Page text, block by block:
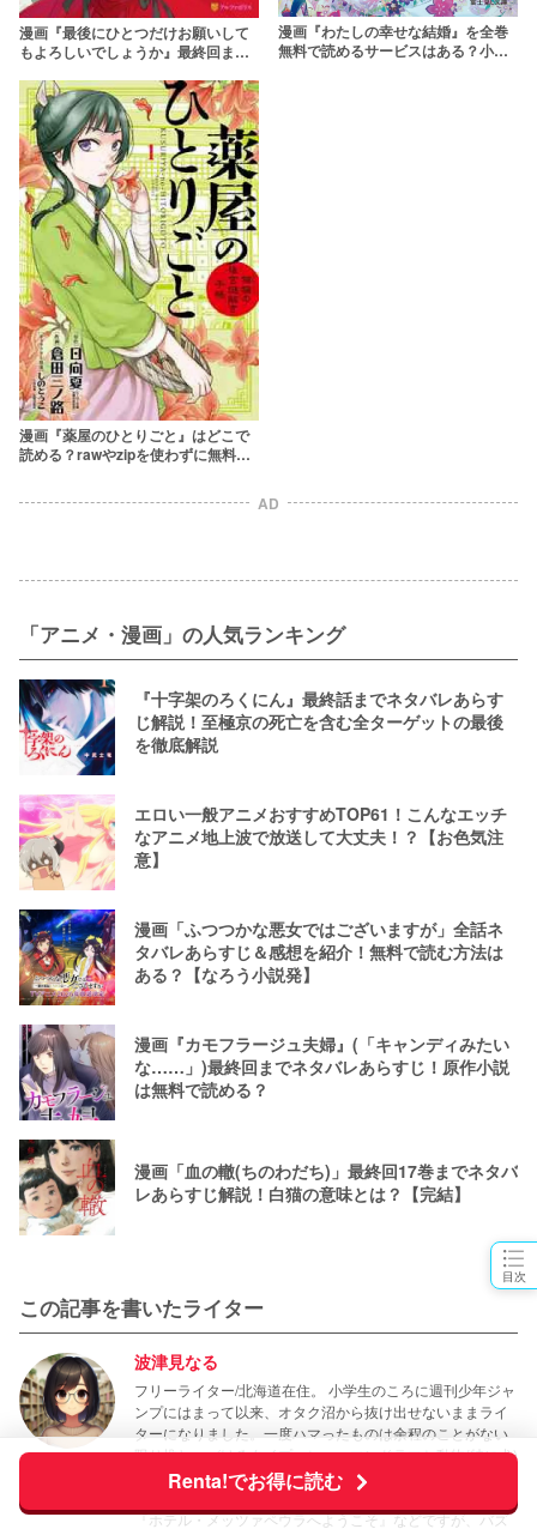
Renta!でお得に読む
目次
漫画『最後にひとつだけお願いして
もよろしいでしょうか』最終回まで
漫画『わたしの幸せな結婚』を全巻
無料で読めるサービスはある？小説
漫画『薬屋のひとりごと』はどこで
読める？rawやzipを使わずに無料で
AD
「アニメ・漫画」の人気ランキング
『十字架のろくにん』最終話までネタバレあらす
じ解説！至極京の死亡を含む全ターゲットの最後
を徹底解説
エロい一般アニメおすすめTOP61！こんなエッチ
なアニメ地上波で放送して大丈夫！？【お色気注
意】
漫画「ふつつかな悪女ではございますが」全話ネ
タバレあらすじ＆感想を紹介！無料で読む方法は
ある？【なろう小説発】
漫画『カモフラージュ夫婦』(「キャンディみたい
な……」)最終回までネタバレあらすじ！原作小説
は無料で読める？
漫画「血の轍(ちのわだち)」最終回17巻までネタバ
レあらすじ解説！白猫の意味とは？【完結】
この記事を書いたライター
波津見なる
フリーライター/北海道在住。 小学生のころに週刊少年ジャ
ンプにはまって以来、オタク沼から抜け出せないままライ
ターになりました。一度ハマったものは余程のことがない
限り推しつづけるタイプ。ヒューマンドラマと動物(特に犬)
が登場する作品は秒で購入します。最近のお気に入りは
『シバつき物件』『特別じゃない日』『DOG SIGNAL』
『ホテル・メッツァペウラへようこそ』などですが、バズ